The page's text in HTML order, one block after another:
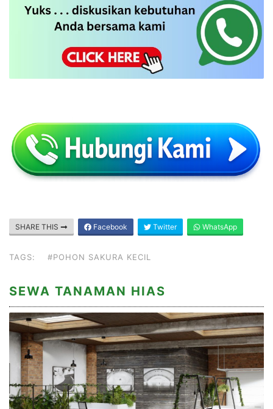
SHARE THIS Facebook Twitter WhatsApp
TAGS: #POHON SAKURA KECIL
SEWA TANAMAN HIAS